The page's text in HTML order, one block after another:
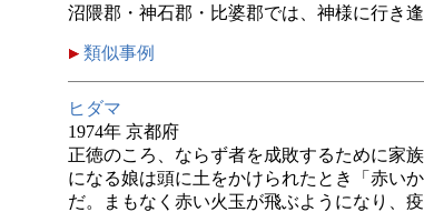
沼隈郡・神石郡・比婆郡では、神様に行き
類似事例
ヒダマ
1974年 京都府
正徳のころ、ならず者を成敗するために家
になる娘は頭に土をかけられたとき「赤い
だ。まもなく赤い火玉が飛ぶようになり、